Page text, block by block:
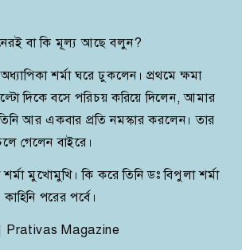
বা কি মূল্য আছে বলুন?
শর্মা ঘরে ঢুকলেন। প্রথমে ক্ষমা
দিকে বসে পরিচয় করিয়ে দিলেন, আমার
তিনি আর একবার প্রতি নমস্কার করলেন। তার
গেলেন বাইরে।
মুখোমুখি। কি করে তিনি ডঃ বিপুলা শর্মা
পরের পর্বে।
Magazine